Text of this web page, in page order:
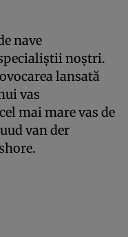
nave
noştri.
lansată
vas
mai mare vas de
van der